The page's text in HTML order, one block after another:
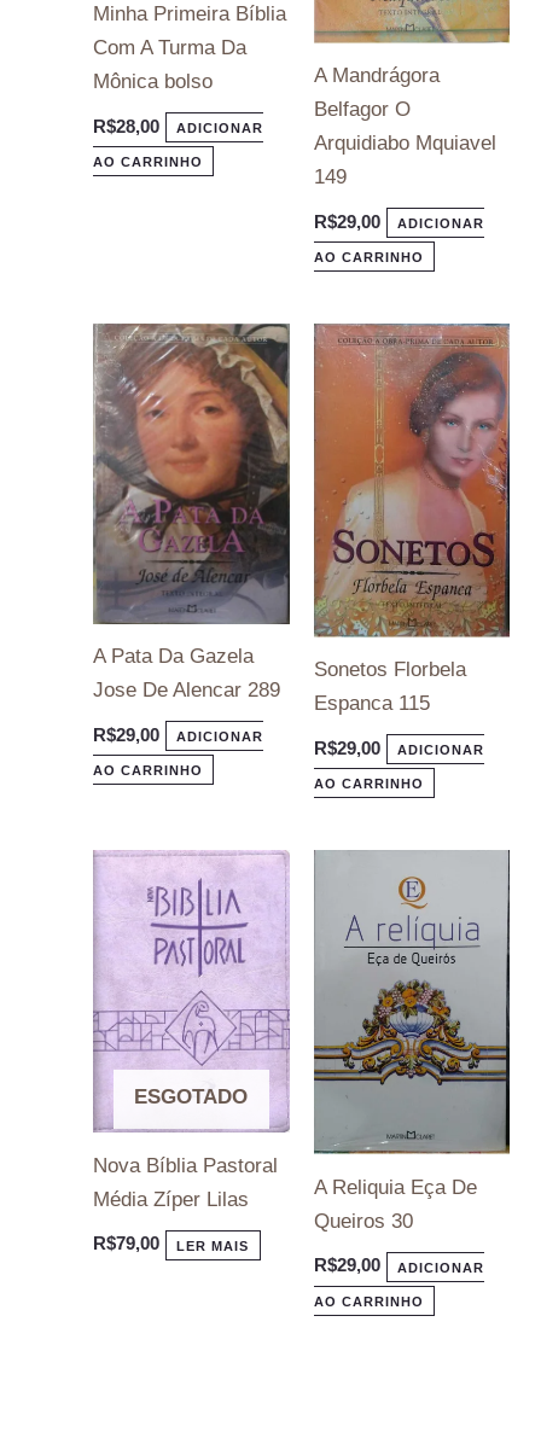
Minha Primeira Bíblia
Com A Turma Da
Mônica bolso
R$28,00 ADICIONAR
AO CARRINHO
A Mandrágora
Belfagor O
Arquidiabo Mquiavel
149
R$29,00 ADICIONAR
AO CARRINHO
A Pata Da Gazela
Jose De Alencar 289
R$29,00 ADICIONAR
AO CARRINHO
Sonetos Florbela
Espanca 115
R$29,00 ADICIONAR
AO CARRINHO
ESGOTADO
Nova Bíblia Pastoral
Média Zíper Lilas
R$79,00 LER MAIS
A Reliquia Eça De
Queiros 30
R$29,00 ADICIONAR
AO CARRINHO